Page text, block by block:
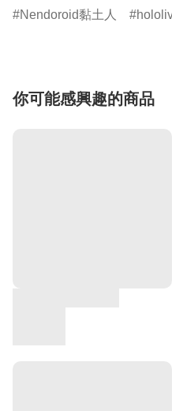
Nendoroid黏土人
你可能感興趣的商品